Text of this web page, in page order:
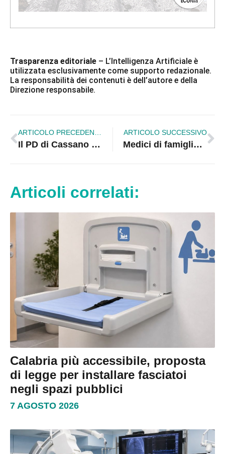
Trasparenza editoriale – L’Intelligenza Artificiale è
utilizzata esclusivamente come supporto redazionale.
La responsabilità dei contenuti è dell’autore e della
Direzione responsabile.
Il PD di Cassano all’Ionio si proietta nel futuro: confronto e unità per una nuova fase politica
ARTICOLO SUCCESSIVO
Medici di famiglia contro i tagli: verso la mobilitazione regionale
Articoli correlati:
Calabria più accessibile, proposta
di legge per installare fasciatoi
negli spazi pubblici
7 AGOSTO 2026